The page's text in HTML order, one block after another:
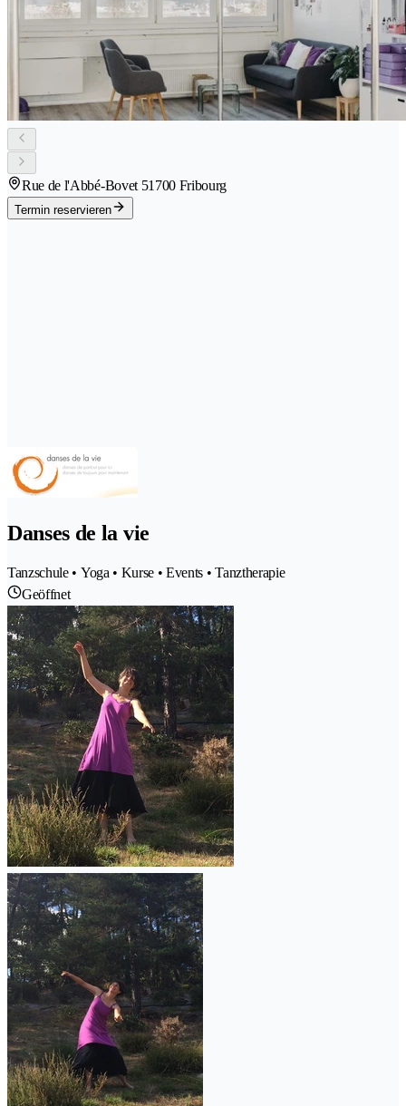
Rue de l'Abbé-Bovet 51700 Fribourg
Termin reservieren
Danses de la vie
Tanzschule • Yoga • Kurse • Events • Tanztherapie
Geöffnet